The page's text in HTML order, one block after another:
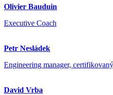
Olivier Bauduin
Executive Coach
Petr Nesládek
Engineering manager,
David Vrba